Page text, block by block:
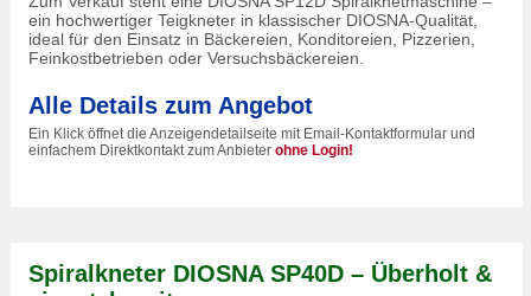
ein hochwertiger Teigkneter in klassischer DIOSNA-Qualität,
ideal für den Einsatz in Bäckereien, Konditoreien, Pizzerien,
Feinkostbetrieben oder Versuchsbäckereien.
Alle Details zum Angebot
Ein Klick öffnet die Anzeigendetailseite mit Email-Kontaktformular und
einfachem Direktkontakt zum Anbieter ohne Login!
Spiralkneter DIOSNA SP40D – Überholt &